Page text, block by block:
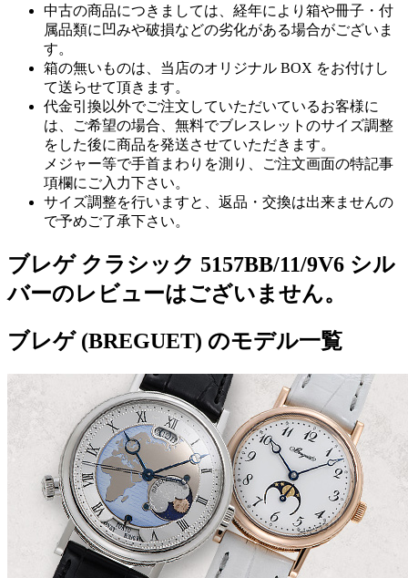
中古の商品につきましては、経年により箱や冊子・付
属品類に凹みや破損などの劣化がある場合がございま
す。
箱の無いものは、当店のオリジナル BOX をお付けし
て送らせて頂きます。
代金引換以外でご注文していただいているお客様に
は、ご希望の場合、無料でブレスレットのサイズ調整
をした後に商品を発送させていただきます。
メジャー等で手首まわりを測り、ご注文画面の特記事
項欄にご入力下さい。
サイズ調整を行いますと、返品・交換は出来ませんの
で予めご了承下さい。
ブレゲ クラシック 5157BB/11/9V6 シル
バーのレビューはございません。
ブレゲ (BREGUET) のモデル一覧